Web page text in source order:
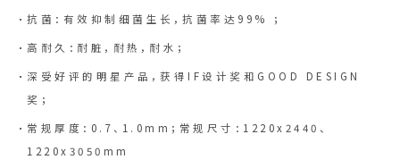
抗菌：有效抑制细菌生长，抗菌率达99% ；
高耐久：耐脏，耐热，耐水；
深受好评的明星产品，获得IF设计奖和GOOD DESIGN
奖；
常规厚度：0.7、1.0mm；常规尺寸：1220x2440、
1220x3050mm